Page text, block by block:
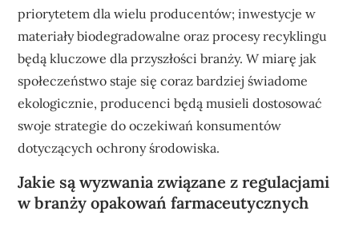
priorytetem dla wielu producentów; inwestycje w
materiały biodegradowalne oraz procesy recyklingu
będą kluczowe dla przyszłości branży. W miarę jak
społeczeństwo staje się coraz bardziej świadome
ekologicznie, producenci będą musieli dostosować
swoje strategie do oczekiwań konsumentów
dotyczących ochrony środowiska.
Jakie są wyzwania związane z regulacjami
w branży opakowań farmaceutycznych